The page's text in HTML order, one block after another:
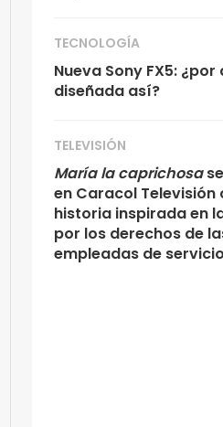
TECNOLOGÍA
Nueva Sony FX5: ¿por
diseñada así?
TELEVISIÓN
María la caprichosa
en Caracol Televisión
historia inspirada en
por los derechos de
empleadas de servicio